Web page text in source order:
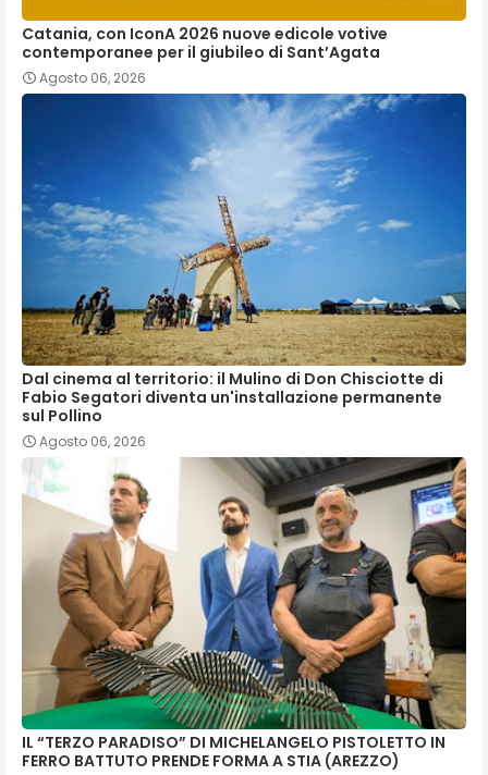
Catania, con IconA 2026 nuove edicole votive
contemporanee per il giubileo di Sant’Agata
Agosto 06, 2026
Dal cinema al territorio: il Mulino di Don Chisciotte di
Fabio Segatori diventa un'installazione permanente
sul Pollino
Agosto 06, 2026
IL “TERZO PARADISO” DI MICHELANGELO PISTOLETTO IN
FERRO BATTUTO PRENDE FORMA A STIA (AREZZO)